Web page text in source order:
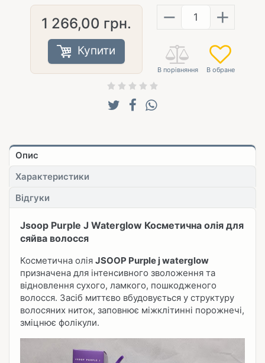
1 266,00 грн.
Купити
− +
Опис
Характеристики
Відгуки
Jsoop Purple J Waterglow Косметична олія для
сяйва волосся
Косметична олія JSOOP Purple j waterglow
призначена для інтенсивного зволоження та
відновлення сухого, ламкого, пошкодженого
волосся. Засіб миттєво вбудовується у структуру
волосяних ниток, заповнює міжклітинні порожнечі,
зміцнює фолікули.